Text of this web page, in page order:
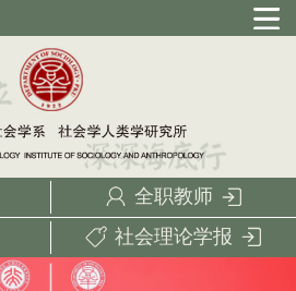
全职教师
社会理论学报